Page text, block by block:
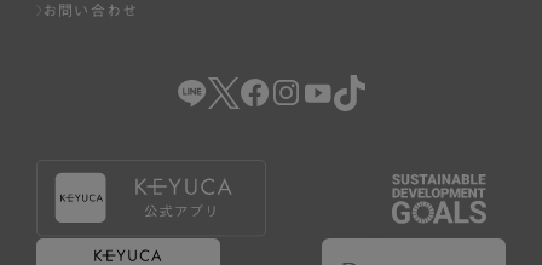
お問い合わせ